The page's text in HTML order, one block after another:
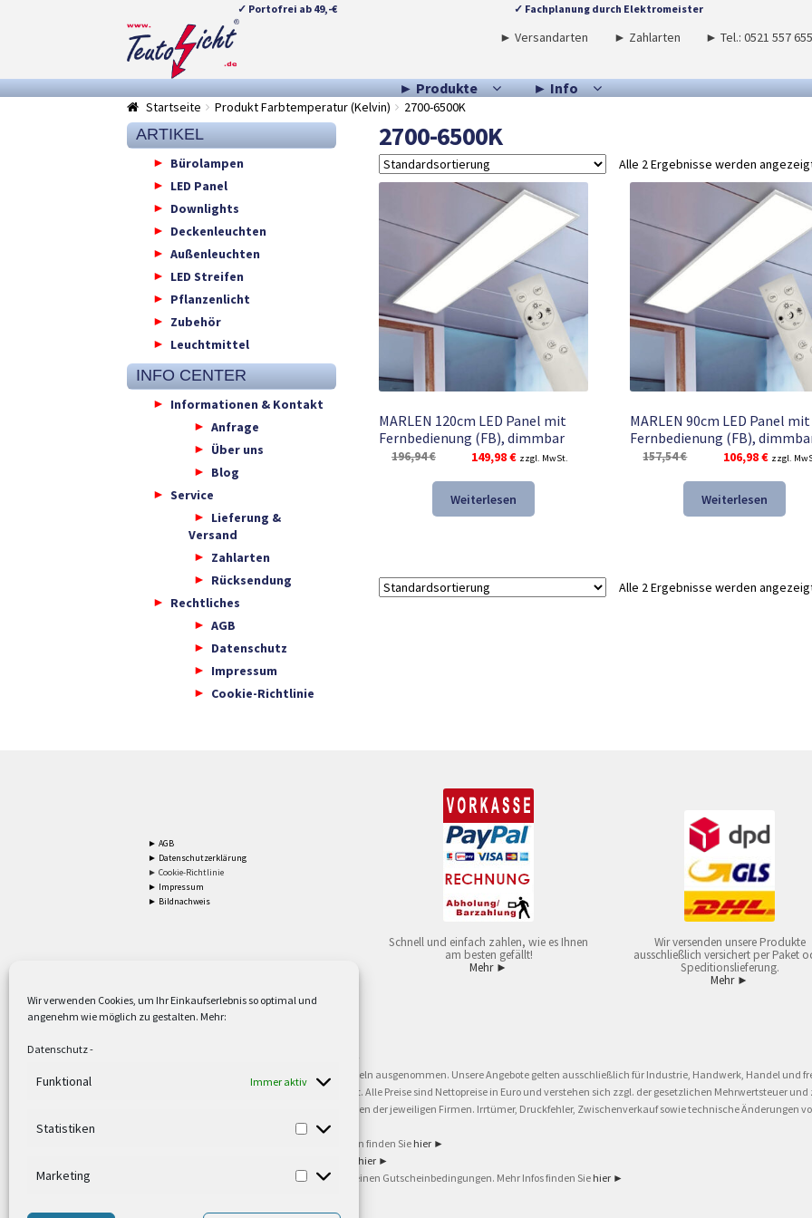
Wir verwenden Cookies, um Ihr Einkaufserlebnis so optimal und
angenehm wie möglich zu gestalten. Mehr:
Datenschutz-
Funktional Immer aktiv
Statistiken
Marketing
✓ Portofrei ab 49,-€ ✓ Fachplanung durch Elektromeister
Zur
Navigation
springen
Springe
zum
► Versandarten ► Zahlarten ► Tel.: 0521 557
► Produkte ► Info
Startseite
Produkt Farbtemperatur (Kelvin) 2700-6500K
2700-6500K
Alle 2 Ergebnisse werden
MARLEN 120cm LED Panel mit
Fernbedienung (FB), dimmbar
196,94€
Ursprünglicher
war:
196,94 €
149,98€Aktueller
149,98 €.
zzgl. MwSt.
Weiterlesen
MARLEN 90cm LED Panel mit
Fernbedienung (FB),
157,54€
Ursprünglicher
war:
157,54 €
106,98€
106,98 €.
zzgl.
Weiterlesen
Alle 2 Ergebnisse werden
ARTIKEL
Bürolampen
LED Panel
Downlights
Deckenleuchten
Außenleuchten
LED Streifen
Pflanzenlicht
Zubehör
Leuchtmittel
INFO CENTER
Informationen & Kontakt
Anfrage
Über uns
Blog
Service
Lieferung &
Versand
Zahlarten
Rücksendung
Rechtliches
AGB
Datenschutz
Impressum
Cookie-Richtlinie
► AGB
► Datenschutzerklärung
► Cookie-Richtlinie
► Impressum
► Bildnachweis
Schnell und einfach zahlen, wie es Ihnen
am besten gefällt!
Mehr ►
Wir versenden unsere Produkte
ausschließlich versichert per Paket
Speditionslieferung.
Mehr ►
Versandkostenfrei ab 59,90 € Nettowarenwert. Inseln ausgenommen. Unsere Angebote gelten ausschließlich für Industrie, Handwerk, Handel und
oder gewerblichen Tätigkeit. Kein Verkauf an privat. Alle Preise sind Nettopreise in Euro und verstehen sich zzgl. der gesetzlichen Mehrwertsteuer
sind Warenzeichen oder eingetragene Warenzeichen der jeweiligen Firmen. Irrtümer, Druckfehler, Zwischenverkauf sowie technische Änderungen
Weitere Informationen und Zahlungsbedingungen finden Sie hier ►
hier ►
Ab 79,- Nettowarenwert. Es gelten unsere allgemeinen Gutscheinbedingungen. Mehr Infos finden Sie hier ►
©2002-2021 TEUTO LICHT GmbH